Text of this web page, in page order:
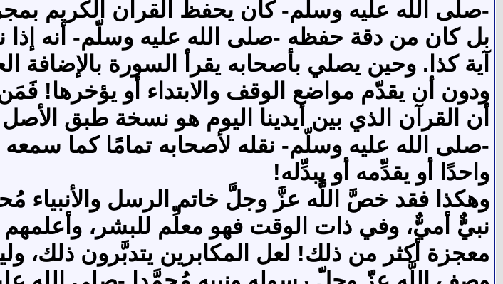
-صلى الله عليه وسلّم- كان يحفظ القرآن الكريم
بل كان من دقة حفظه -صلى الله عليه وسلّم- أنه إذا
آية كذا. وحين يصلي بأصحابه يقرأ السورة بالإضافة
ودون أن يقدّم مواضع الوقف والابتداء أو يؤخرها!
أن القرآن الذي بين أيدينا اليوم هو نسخة طبق
-صلى الله عليه وسلّم- نقله لأصحابه تمامًا كما
واحدًا أو يقدِّمه أو يبدِّله!
وهكذا فقد خصَّ اللَّه عزَّ وجلَّ خاتم الرسل والأنبياء
نبيٌّ أميٌّ، وفي ذات الوقت فهو معلِّم للبشر،
معجزة أكثر من ذلك! لعل المكابرين يتدبَّرون ذلك،